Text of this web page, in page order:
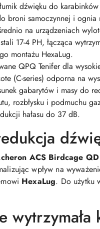
dźwięku do
broni samoczynnej i ognia
na urządzeniach
17-4 PH, łącząca
montażu HexaLug.
QPQ Tenifer dla
(C-series) odporna na
gabarytów i masy do
rozbłysku i podmuchu
hałasu do 37 dB.
ACS Birdcage QD
wpływ na
HexaLug. Do użytku